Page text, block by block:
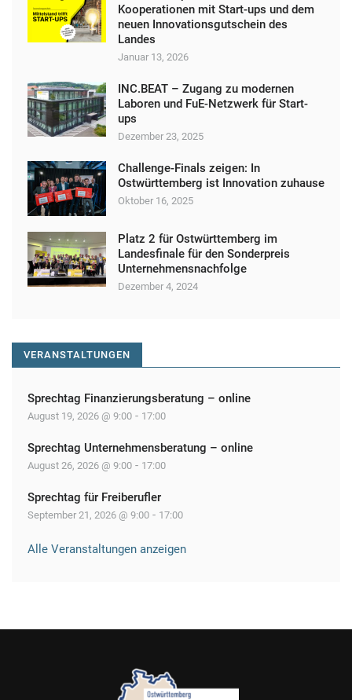
t
i
Kooperationen mit Start-ups und dem
neuen Innovationsgutschein des
Landes
Januar 13, 2026
INC.BEAT – Zugang zu modernen
Laboren und FuE-Netzwerk für Start-
ups
Dezember 23, 2025
Challenge-Finals zeigen: In
Ostwürttemberg ist Innovation zuhause
Oktober 16, 2025
Platz 2 für Ostwürttemberg im
Landesfinale für den Sonderpreis
Unternehmensnachfolge
Dezember 4, 2024
VERANSTALTUNGEN
Sprechtag Finanzierungsberatung – online
August 19, 2026 @ 9:00 - 17:00
Sprechtag Unternehmensberatung – online
August 26, 2026 @ 9:00 - 17:00
Sprechtag für Freiberufler
September 21, 2026 @ 9:00 - 17:00
Alle Veranstaltungen anzeigen